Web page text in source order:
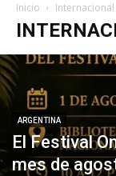
Inicio Internacional
ARGENTINA
El Festival
mes de